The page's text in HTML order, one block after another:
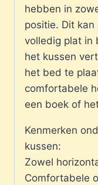
hebben in
positie. Dit
volledig plat in
het kussen
het bed te
comfortabele
een boek of
Kenmerken
kussen:
Zowel
Comfortabele